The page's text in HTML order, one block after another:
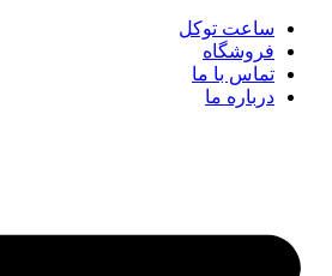
ساعت توکل
فروشگاه
تماس با ما
درباره ما